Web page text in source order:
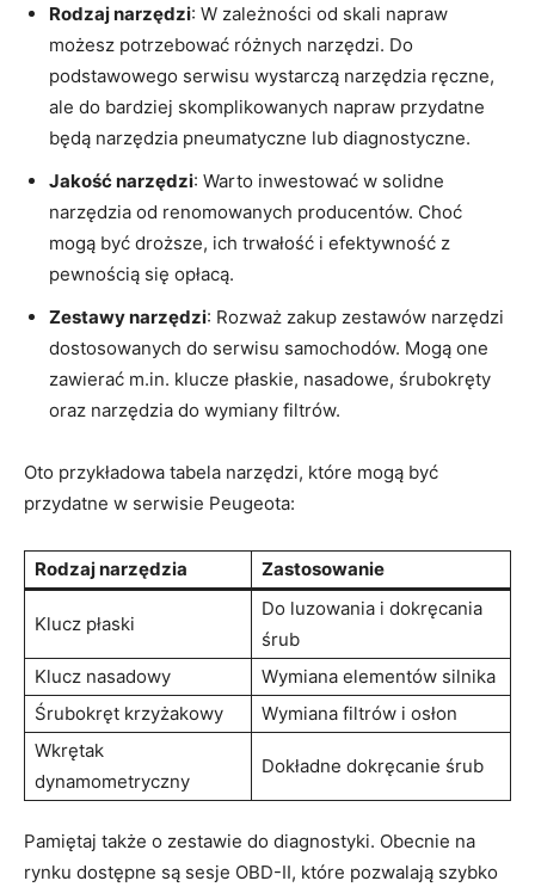
Rodzaj narzędzi: W zależności od skali napraw
możesz potrzebować różnych narzędzi. Do
podstawowego serwisu wystarczą narzędzia ręczne,
ale do bardziej skomplikowanych napraw przydatne
będą narzędzia pneumatyczne lub diagnostyczne.
Jakość narzędzi: Warto inwestować w solidne
narzędzia od renomowanych producentów. Choć
mogą być droższe, ich trwałość i efektywność z
pewnością się opłacą.
Zestawy narzędzi: Rozważ zakup zestawów narzędzi
dostosowanych do serwisu samochodów. Mogą one
zawierać m.in. klucze płaskie, nasadowe, śrubokręty
oraz narzędzia do wymiany filtrów.
Oto przykładowa tabela narzędzi, które mogą być
przydatne w serwisie Peugeota:
Rodzaj narzędzia Zastosowanie
Klucz płaski
Do luzowania i dokręcania
śrub
Klucz nasadowy
Wymiana elementów silnika
Śrubokręt krzyżakowy
Wymiana filtrów i osłon
Wkrętak
dynamometryczny
Dokładne dokręcanie śrub
Pamiętaj także o zestawie do diagnostyki. Obecnie na
rynku dostępne są sesje OBD-II, które pozwalają szybko